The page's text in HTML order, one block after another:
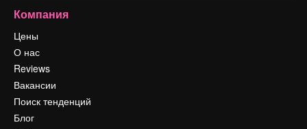
Компания
Цены
О нас
Reviews
Вакансии
Поиск тенденций
Блог